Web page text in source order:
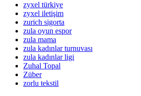
zyxel türkiye
zyxel iletişim
zurich sigorta
zula oyun espor
zula mama
zula kadınlar turnuvası
zula kadınlar ligi
Zuhal Topal
Züber
zorlu tekstil